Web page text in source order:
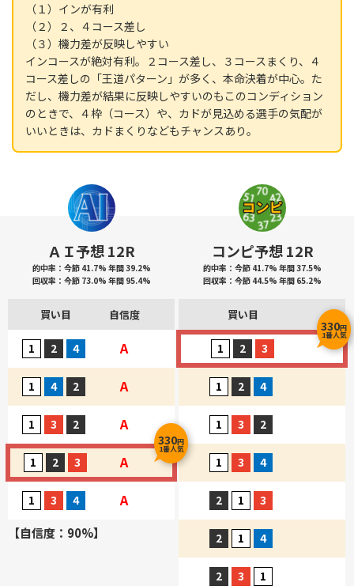
（１）インが有利
（２）２、４コース差し
（３）機力差が反映しやすい
インコースが絶対有利。２コース差し、３コースまくり、４
コース差しの「王道パターン」が多く、本命決着が中心。た
だし、機力差が結果に反映しやすいのもこのコンディション
のときで、４枠（コース）や、カドが見込める選手の気配が
いいときは、カドまくりなどもチャンスあり。
ＡＩ予想 12R
的中率：今節 41.7% 年間 39.2%
回収率：今節 73.0% 年間 95.4%
買い目 自信度
A
A
A
A
330円
1番人気
A
【自信度：90%】
コンピ予想 12R
的中率：今節 41.7% 年間 37.5%
回収率：今節 44.5% 年間 65.2%
買い目
330円
1番人気